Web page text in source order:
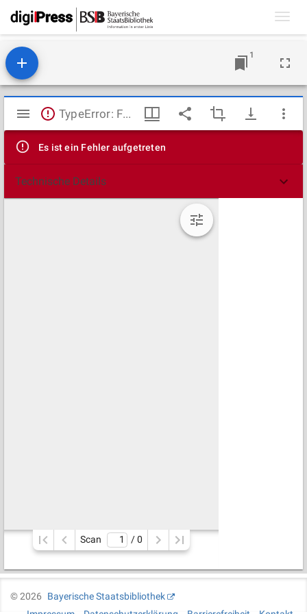
1
Mirador
Viewer
TypeError: Failed to fetch
Es ist ein Fehler aufgetreten
Technische Details
Scan / 0
©2026
Bayerische Staatsbibliothek